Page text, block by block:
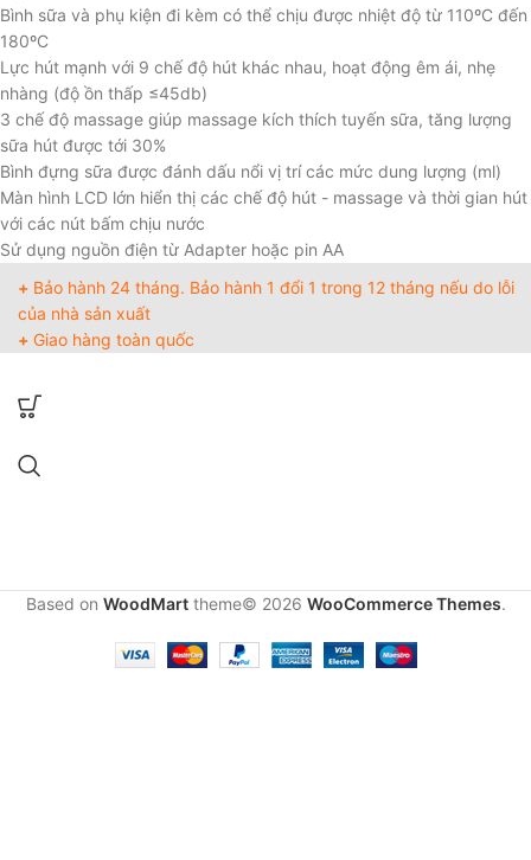
Bình sữa và phụ kiện đi kèm có thể chịu được nhiệt độ từ 110ºC đến
180ºC
Lực hút mạnh với 9 chế độ hút khác nhau, hoạt động êm ái, nhẹ
nhàng (độ ồn thấp ≤45db)
3 chế độ massage giúp massage kích thích tuyến sữa, tăng lượng
sữa hút được tới 30%
Bình đựng sữa được đánh dấu nổi vị trí các mức dung lượng (ml)
Màn hình LCD lớn hiển thị các chế độ hút - massage và thời gian hút
với các nút bấm chịu nước
Sử dụng nguồn điện từ Adapter hoặc pin AA
+ Bảo hành 24 tháng. Bảo hành 1 đổi 1 trong 12 tháng nếu do lỗi
của nhà sản xuất
+ Giao hàng toàn quốc
Based on WoodMarttheme© 2026 WooCommerce Themes.